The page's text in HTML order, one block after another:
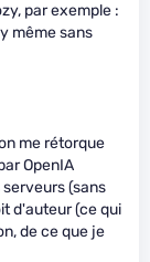
par exemple :
même sans
me rétorque
OpenIA
(sans
d'auteur (ce qui
de ce que je